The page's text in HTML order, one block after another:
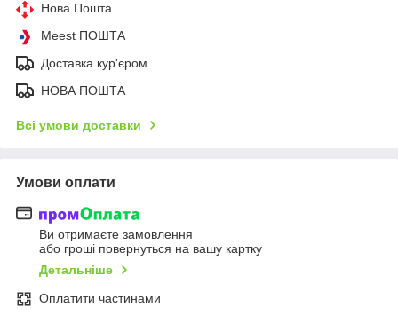
Нова Пошта
Meest ПОШТА
Доставка кур'єром
НОВА ПОШТА
Всі умови доставки
Умови оплати
Ви отримаєте замовлення
або гроші повернуться на вашу картку
Детальніше
Оплатити частинами